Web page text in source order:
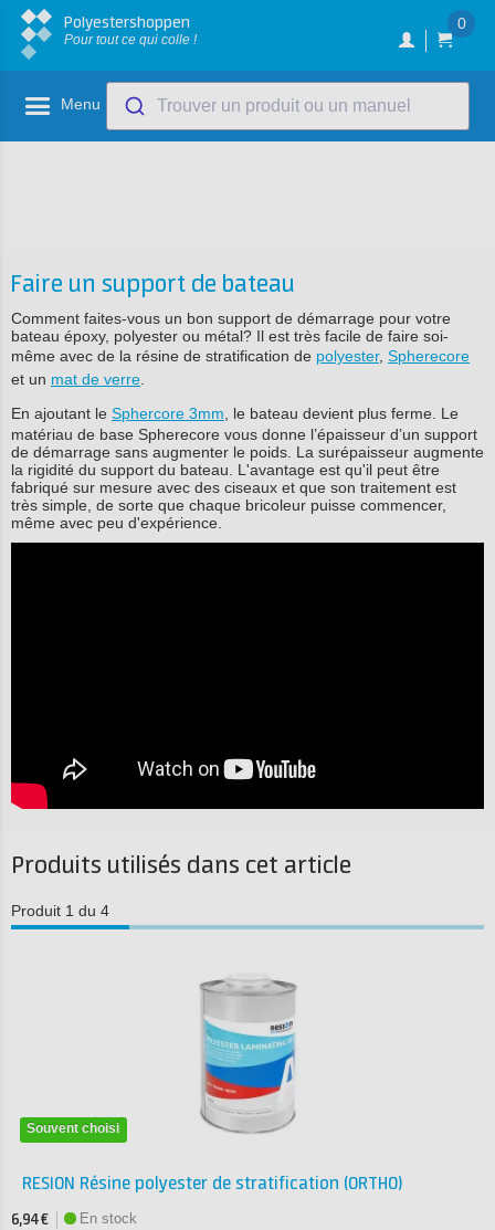
Polyestershoppen
Pour tout ce qui colle !
0
Menu Trouver un produit ou un manuel
Faire un support de bateau
Comment faites-vous un bon support de démarrage pour votre
bateau époxy, polyester ou métal? Il est très facile de faire soi-
même avec de la résine de stratification de polyester, Spherecore
et un mat de verre
En ajoutant le Sphercore 3mm , le bateau devient plus ferme. Le
matériau de base Spherecore vous donne l’épaisseur d’un support
de démarrage sans augmenter le poids. La surépaisseur augmente
la rigidité du support du bateau. L'avantage est qu'il peut être
fabriqué sur mesure avec des ciseaux et que son traitement est
très simple, de sorte que chaque bricoleur puisse commencer,
même avec peu d'expérience.
Produits utilisés dans cet article
Produit 1 du 4
Souvent choisi
RESION Résine polyester de stratification (ORTHO)
6,94 €
En stock